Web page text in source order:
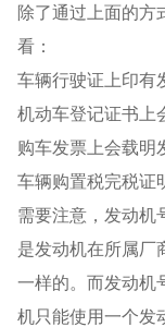
除了通过上面的方
看：
车辆行驶证上印有
机动车登记证书上
购车发票上会载明
车辆购置税完税证
需要注意，发动机
是发动机在所属厂
一样的。而发动机
机只能使用一个发